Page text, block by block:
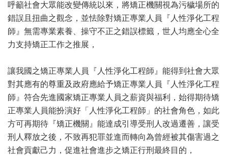
呼籲社會大眾能改變傳統以來，將矯正機關視為污穢場所的
錯誤且扭曲之觀念，並怯除對矯正專業人員『人性淨化工程
師』無需專業素養、操守不正之錯誤標籤，世人均應全心全
力支持矯正工作之推展，
讓我國之矯正專業人員『人性淨化工程師』能得到社會大眾
對其應有的尊重及政府應給予矯正專業人員『人性淨化工程
師』符合先進國家矯正專業人員之薪資與福利，始得期待矯
正專業人員能扮演好「人性淨化工程師」的社會角色，如此
方可再期待『矯正機關』能達成引導受刑人改過遷善，讓受
刑人釋放之後，不致再犯罪並進而轉向為曾經被其傷害過之
社會貢獻己力，促進社會進步之矯正行刑最終目的，